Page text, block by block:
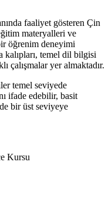
faaliyet gösteren Çin
materyalleri ve
öğrenim deneyimi
kalıpları, temel dil bilgisi
çalışmalar yer almaktadır.
temel seviyede
ifade edebilir, basit
bir üst seviyeye
Kursu